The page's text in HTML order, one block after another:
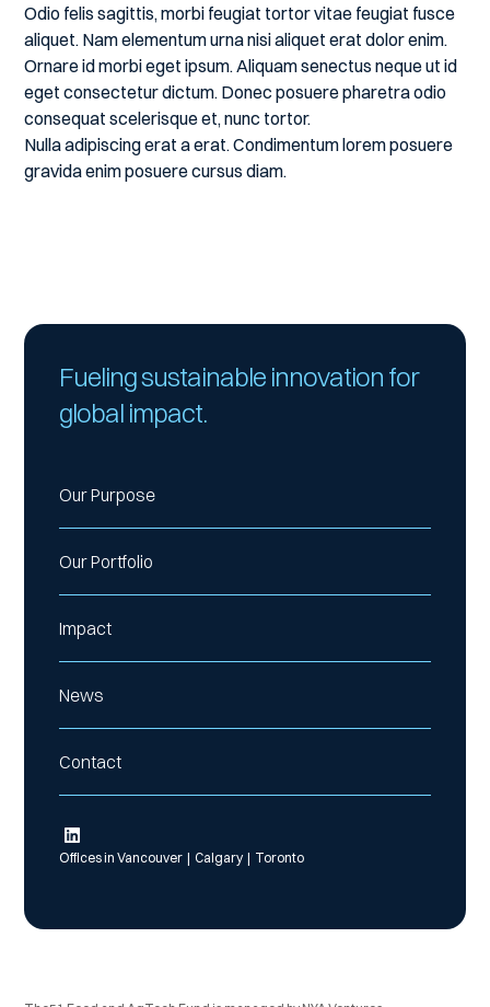
Odio felis sagittis, morbi feugiat tortor vitae feugiat fusce
aliquet. Nam elementum urna nisi aliquet erat dolor enim.
Ornare id morbi eget ipsum. Aliquam senectus neque ut id
eget consectetur dictum. Donec posuere pharetra odio
consequat scelerisque et, nunc tortor.
Nulla adipiscing erat a erat. Condimentum lorem posuere
gravida enim posuere cursus diam.
Fueling sustainable innovation for
global impact.
Our Purpose
Our Portfolio
Impact
News
Contact
Offices in Vancouver | Calgary | Toronto